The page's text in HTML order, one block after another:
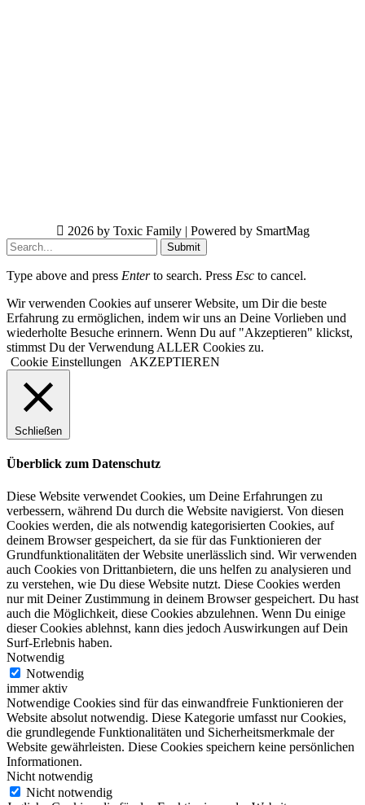
2026 by Toxic Family | Powered by SmartMag
Submit
Type above and press Enterto search. Press Esc to cancel.
Wir verwenden Cookies auf unserer Website, um Dir die beste
Erfahrung zu ermöglichen, indem wir uns an Deine Vorlieben und
wiederholte Besuche erinnern. Wenn Du auf "Akzeptieren" klickst,
stimmst Du der Verwendung ALLER Cookies zu.
Cookie Einstellungen
AKZEPTIEREN
Schließen
Überblick zum Datenschutz
Diese Website verwendet Cookies, um Deine Erfahrungen zu
verbessern, während Du durch die Website navigierst. Von diesen
Cookies werden, die als notwendig kategorisierten Cookies, auf
deinem Browser gespeichert, da sie für das Funktionieren der
Grundfunktionalitäten der Website unerlässlich sind. Wir verwenden
auch Cookies von Drittanbietern, die uns helfen zu analysieren und
zu verstehen, wie Du diese Website nutzt. Diese Cookies werden
nur mit Deiner Zustimmung in deinem Browser gespeichert. Du hast
auch die Möglichkeit, diese Cookies abzulehnen. Wenn Du einige
dieser Cookies ablehnst, kann dies jedoch Auswirkungen auf Dein
Surf-Erlebnis haben.
Notwendig
Notwendig
immer aktiv
Notwendige Cookies sind für das einwandfreie Funktionieren der
Website absolut notwendig. Diese Kategorie umfasst nur Cookies,
die grundlegende Funktionalitäten und Sicherheitsmerkmale der
Website gewährleisten. Diese Cookies speichern keine persönlichen
Informationen.
Nicht notwendig
Nicht notwendig